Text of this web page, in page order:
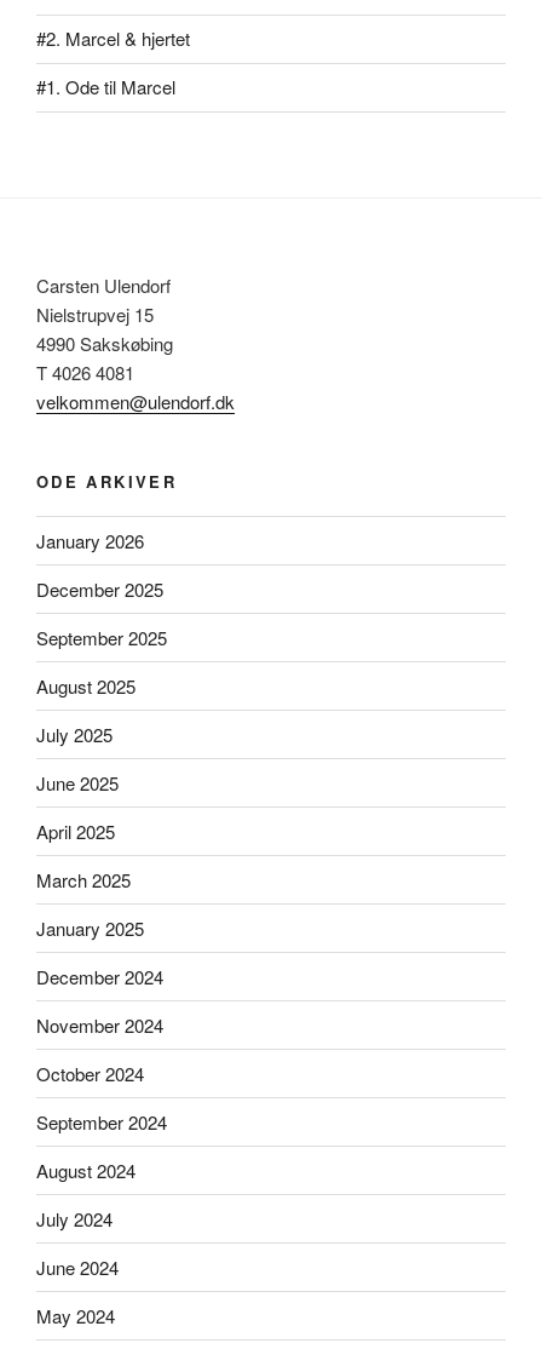
#2. Marcel & hjertet
#1. Ode til Marcel
Carsten Ulendorf
Nielstrupvej 15
4990 Sakskøbing
T 4026 4081
velkommen@ulendorf.dk
ODE ARKIVER
January 2026
December 2025
September 2025
August 2025
July 2025
June 2025
April 2025
March 2025
January 2025
December 2024
November 2024
October 2024
September 2024
August 2024
July 2024
June 2024
May 2024